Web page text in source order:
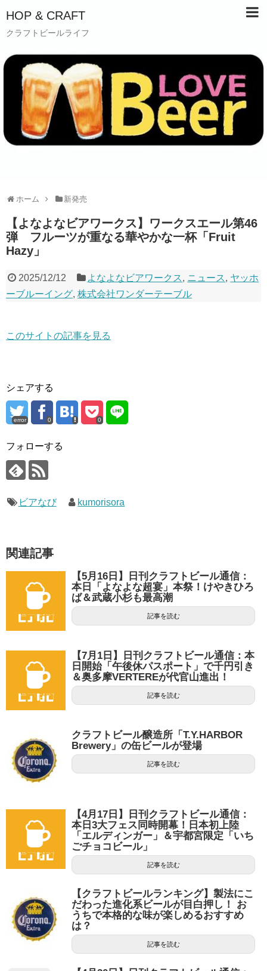
HOP & CRAFT
クラフトビールライフ
ホーム 新発売
【よなよなビアワークス】ワークスエール第46
弾 フルーツが重なる華やかな一杯「Fruit
Hazy」
2025/12/12 よなよなビアワークス, ニュース, ヤッホ
ーブルーイング, 株式会社ワンダーテーブル
このサイトの記事を見る
シェアする
error 0 0
フォローする
ビアなび kumorisora
関連記事
【5月16日】日刊クラフトビール通信：
本日「よなよな超宴」本祭！けやきひろ
ば＆武蔵小杉も最高潮
記事を読む
【7月1日】日刊クラフトビール通信：本
日開始「午後休パスポート」で千円引き
＆奥多摩VERTEREが代官山進出！
記事を読む
クラフトビール醸造所「T.Y.HARBOR
Brewery」の缶ビールが登場
記事を読む
【4月17日】日刊クラフトビール通信：
本日3大フェス同時開幕！日本初上陸
「エルディンガー」＆宇都宮限定「いち
ごチョコビール」
記事を読む
【クラフトビールランキング】製法にこ
だわった進化系ビールが目白押し！ お
うちで本格的な味が楽しめるおすすめ
は？
記事を読む